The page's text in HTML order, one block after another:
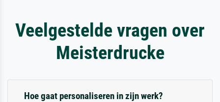
Veelgestelde vragen over
Meisterdrucke
Hoe gaat personaliseren in zijn werk?